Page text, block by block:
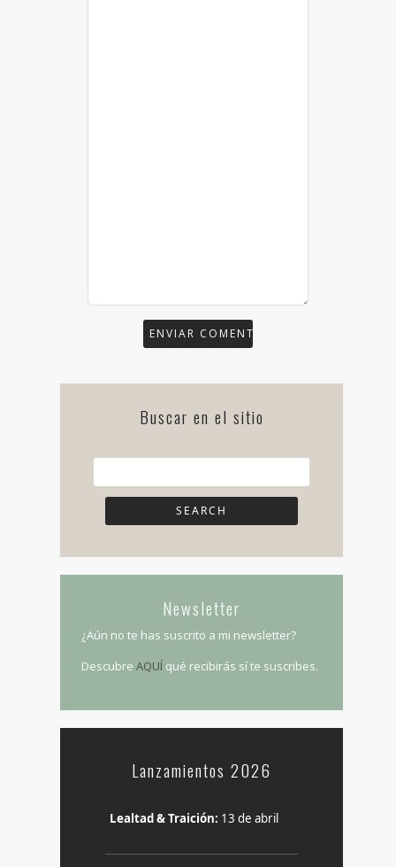
Buscar en el sitio
Newsletter
¿Aún no te has suscrito a mi newsletter?
Descubre AQUÍ qué recibirás sí te suscribes.
Lanzamientos 2026
Lealtad & Traición: 13 de abril